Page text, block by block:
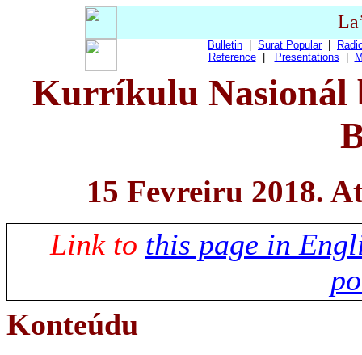
Bulletin Surat Popular
Reference| Presentations
Kurríkulu Nasionál
15 Fevreiru 2018.
Link to this page in
Konteúdu